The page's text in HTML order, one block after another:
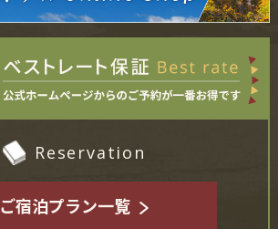
Reservation
ご宿泊プラン一覧